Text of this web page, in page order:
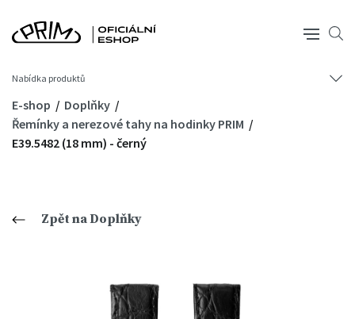
Nabídka produktů
E-shop
Doplňky
Řemínky a nerezové tahy na hodinky PRIM
E39.5482 (18 mm) - černý
Zpět na Doplňky